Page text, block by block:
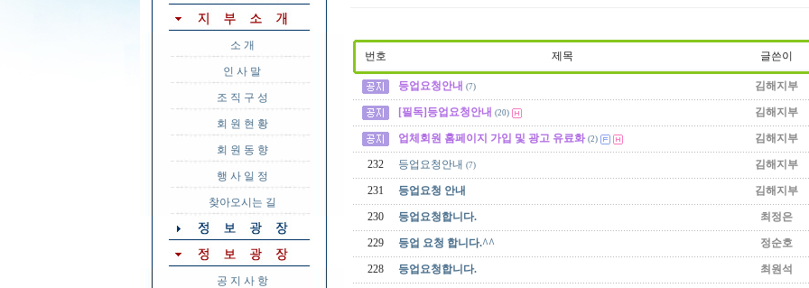
소 개
인 사 말
조 직 구 성
회 원 현 황
회 원 동 향
행 사 일 정
찾아오시는 길
공 지 사 항
번호 제목 글쓴이
등업요청안내 (7) 김해지부
[필독]등업요청안내 (20) 김해지부
업체회원 홈페이지 가입 및 광고 유료화 (2) 김해지부
232 등업요청안내 (7) 김해지부
231 등업요청 안내 김해지부
230 등업요청합니다. 최정은
229 등업 요청 합니다.^^ 정순호
228 등업요청합니다. 최원석